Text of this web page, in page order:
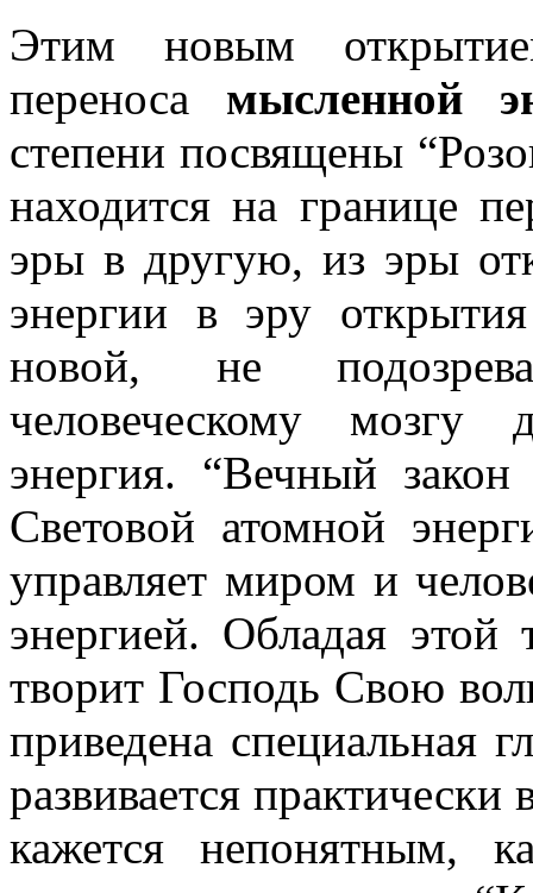
Этим новым
переноса мысленной
степени посвящены
находится на границе
эры в другую, из эры
энергии в эру
новой, не
человеческому мозгу
энергия. “Вечный
Световой атомной
управляет миром и
энергией. Обладая этой
творит Господь Свою
приведена специальная
развивается практически
кажется
непонятным,